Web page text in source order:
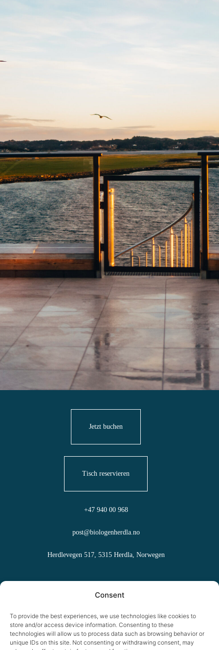
Consent
To provide the best experiences, we use technologies like cookies to
store and/or access device information. Consenting to these
technologies will allow us to process data such as browsing behavior or
unique IDs on this site. Not consenting or withdrawing consent, may
Jetzt buchen
Tisch reservieren
+47 940 00 968
post@biologenherdla.no
Herdlevegen 517, 5315 Herdla, Norwegen
Informationen zu Cookies